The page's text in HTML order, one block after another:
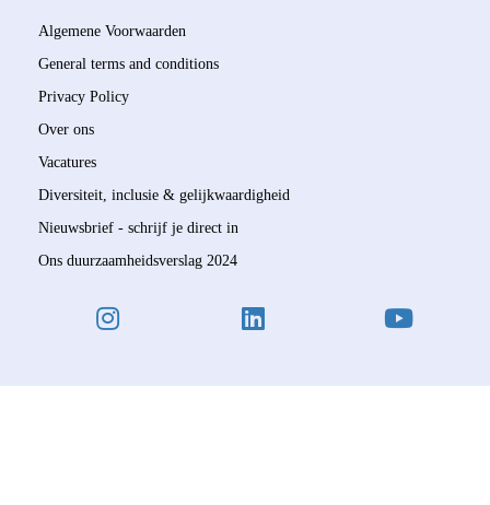
Algemene Voorwaarden
General terms and conditions
Privacy Policy
Over ons
Vacatures
Diversiteit, inclusie & gelijkwaardigheid
Nieuwsbrief - schrijf je direct in
Ons duurzaamheidsverslag 2024